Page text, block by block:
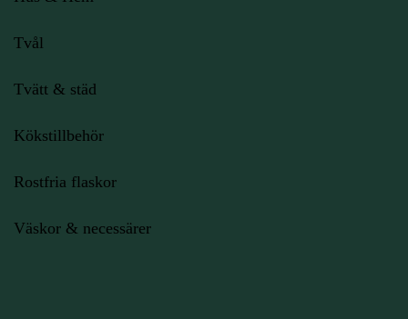
Tvål
Tvätt & städ
Kökstillbehör
Rostfria flaskor
Väskor & necessärer